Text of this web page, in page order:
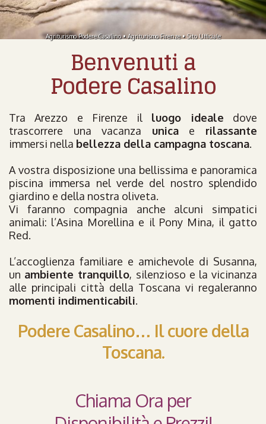
Agriturismo Podere Casalino • Agriturismo Firenze • Sito Ufficiale
Benvenuti a
Podere Casalino
Tra Arezzo e Firenze il luogo ideale dove
trascorrere una vacanza unicae rilassante
immersi nella bellezza della campagna toscana.
A vostra disposizione una bellissima e panoramica
piscina immersa nel verde del nostro splendido
giardino e della nostra oliveta.
Vi faranno compagnia anche alcuni simpatici
animali: l’Asina Morellina e il Pony Mina, il gatto
Red.
L’accoglienza familiare e amichevole di Susanna,
un ambiente tranquillo, silenzioso e la vicinanza
alle principali città della Toscana vi regaleranno
momenti indimenticabili.
Podere Casalino… Il cuore della
Toscana.
Chiama Ora per